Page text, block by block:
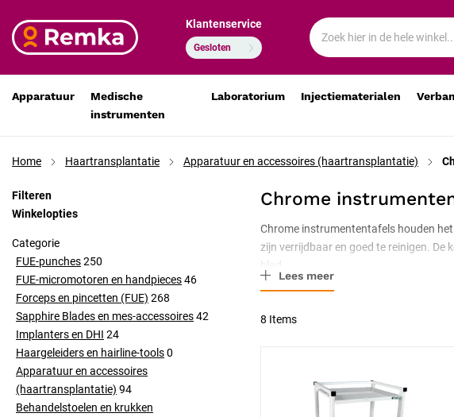
Klantenservice
Gesloten
Apparatuur
Medische
instrumenten
Laboratorium Injectiematerialen
Home Haartransplantatie Apparatuur en accessoires (haartransplantatie)
Chrome
Chrome instrumententafels houden
zijn verrijdbaar en goed te reinigen.
blad.
Lees meer
8 Items
Filteren
Winkelopties
Categorie
FUE-punches250
FUE-micromotoren en handpieces46
Forceps en pincetten (FUE) 268
Sapphire Blades en mes-accessoires42
Implanters en DHI 24
Haargeleiders en hairline-tools0
Apparatuur en accessoires
(haartransplantatie) 94
Behandelstoelen en krukken